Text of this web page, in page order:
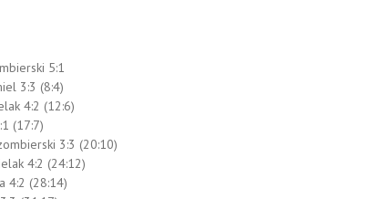
5:1
3:3 (8:4)
4:2 (12:6)
(17:7)
3:3 (20:10)
4:2 (24:12)
4:2 (28:14)